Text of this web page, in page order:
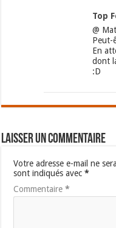
Top
@
Peut-
En
dont
:D
Laisser un commentaire
Votre adresse e-mail ne
sont indiqués avec*
Commentaire*